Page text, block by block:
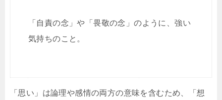
「自責の念」や「畏敬の念」のように、強い
気持ちのこと。
「思い」は論理や感情の両方の意味を含むため、「想